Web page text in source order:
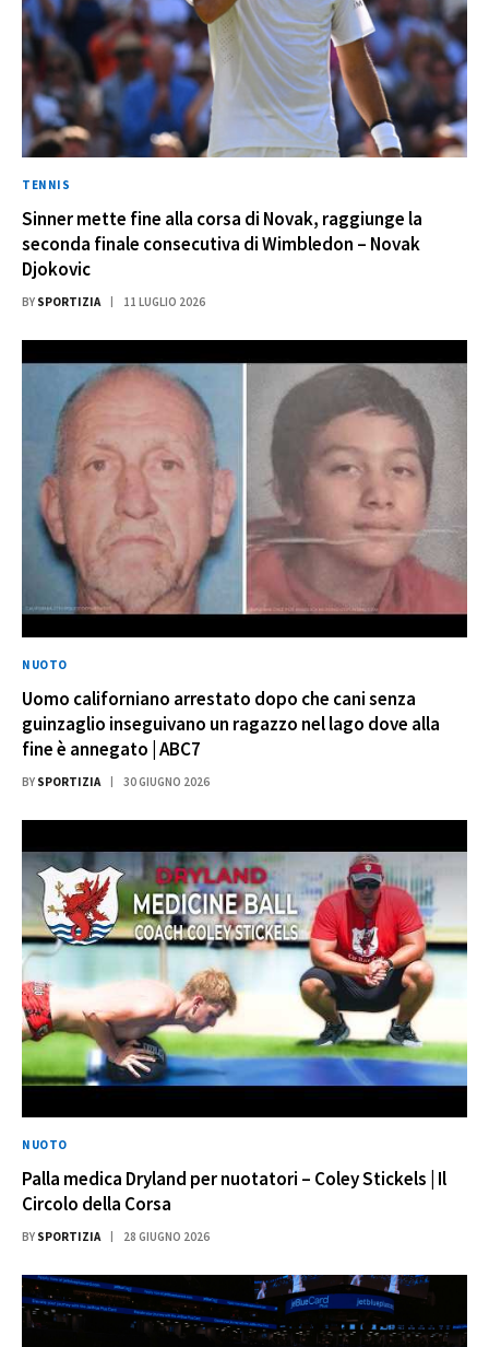
TENNIS
Sinner mette fine alla corsa di Novak, raggiunge la
seconda finale consecutiva di Wimbledon – Novak
Djokovic
BY SPORTIZIA 11 LUGLIO 2026
NUOTO
Uomo californiano arrestato dopo che cani senza
guinzaglio inseguivano un ragazzo nel lago dove alla
fine è annegato | ABC7
BY SPORTIZIA 30 GIUGNO 2026
NUOTO
Palla medica Dryland per nuotatori – Coley Stickels | Il
Circolo della Corsa
BY SPORTIZIA 28 GIUGNO 2026